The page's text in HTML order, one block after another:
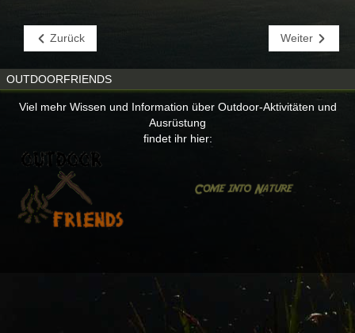
Zurück Weiter
OUTDOORFRIENDS
Viel mehr Wissen und Information über Outdoor-Aktivitäten und
Ausrüstung
findet ihr hier: